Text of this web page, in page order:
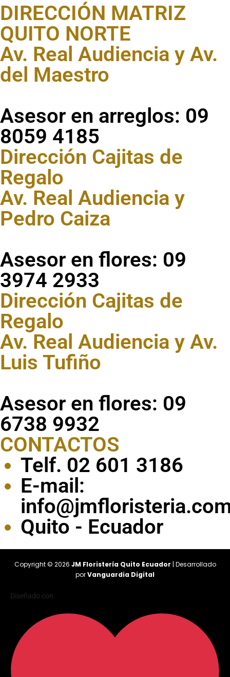
DIRECCIÓN MATRIZ
QUITO NORTE
Av. Real Audiencia y Av.
del Maestro
Asesor en arreglos: 09
8059 4185
Dirección Cajitas de
Regalo
Av. Real Audiencia y
Pedro Caiza
Asesor en flores: 09
3974 2933
Dirección Cajitas de
Regalo
Av. Real Audiencia y Av.
Luis Tufiño
Asesor en flores: 09
6738 9932
CONTACTOS
Telf. 02 601 3186
E-mail:
Quito - Ecuador
Copyright © 2026 JM Floristería Quito Ecuador | Desarrollado
porVanguardia Digital
Diseñado con